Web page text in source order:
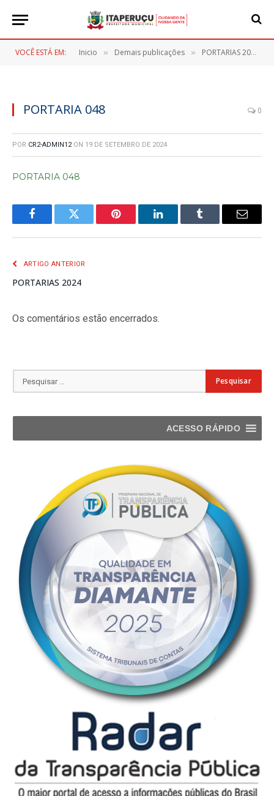
VOCÊ ESTÁ EM: Inicio » Demais publicações » PORTARIAS 2024
PORTARIA 048 0
POR CR2-ADMIN12 ON 19 DE SETEMBRO DE 2024
PORTARIA 048
FacebookTwitter Pinterest LinkedInTumblr
E-
ARTIGO ANTERIOR
PORTARIAS 2024
Os comentários estão encerrados.
ACESSO RÁPIDO